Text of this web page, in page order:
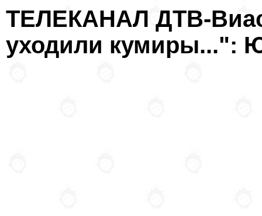
ТЕЛЕКАНАЛ ДТВ-
уходили кумиры...":